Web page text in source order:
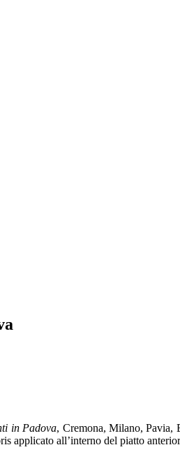
in Padova, Cremona, Milano, Pavia,
applicato all’interno del piatto